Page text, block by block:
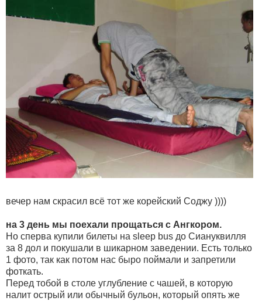
вечер нам скрасил всё тот же корейский Соджу ))))
на 3 день мы поехали прощаться с Ангкором.
Но сперва купили билеты на sleep bus до Cиануквилля
за 8 дол и покушали в шикарном заведении. Есть только
1 фото, так как потом нас быро поймали и запретили
фоткать.
Перед тобой в столе углубление с чашей, в которую
налит острый или обычный бульон, который опять же